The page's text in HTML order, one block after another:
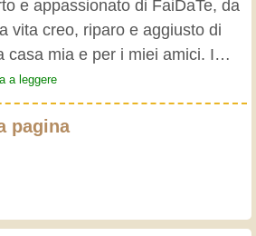
e appassionato di FaiDaTe, da
vita creo, riparo e aggiusto di
casa mia e per i miei amici. I
hanno insegnato i primi
fin da piccolo e da allora ho
sacco di esperienze.
insegna! Tiene attivi e
professionisti mettono nel loro
Impariamo insieme, ogni giorno
a leggere
pagina